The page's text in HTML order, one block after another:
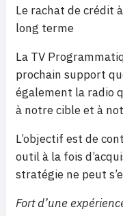
Le rachat de crédit
long terme
La TV
prochain support
également la radio
à notre cible et à
L’objectif est de
outil à la fois
stratégie ne peut
Fort d’une